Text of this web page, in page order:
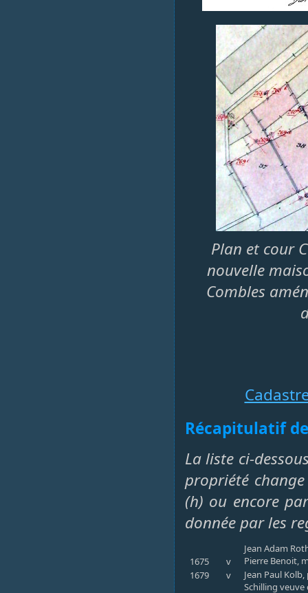
Plan et cour
nouvelle
Combles
Récapitulatif
La liste ci-
propriété
(h) ou encore
donnée par les
Jean Adam
1675
v
Pierre Benoit,
1679
v
Jean Paul
Schilling veuve